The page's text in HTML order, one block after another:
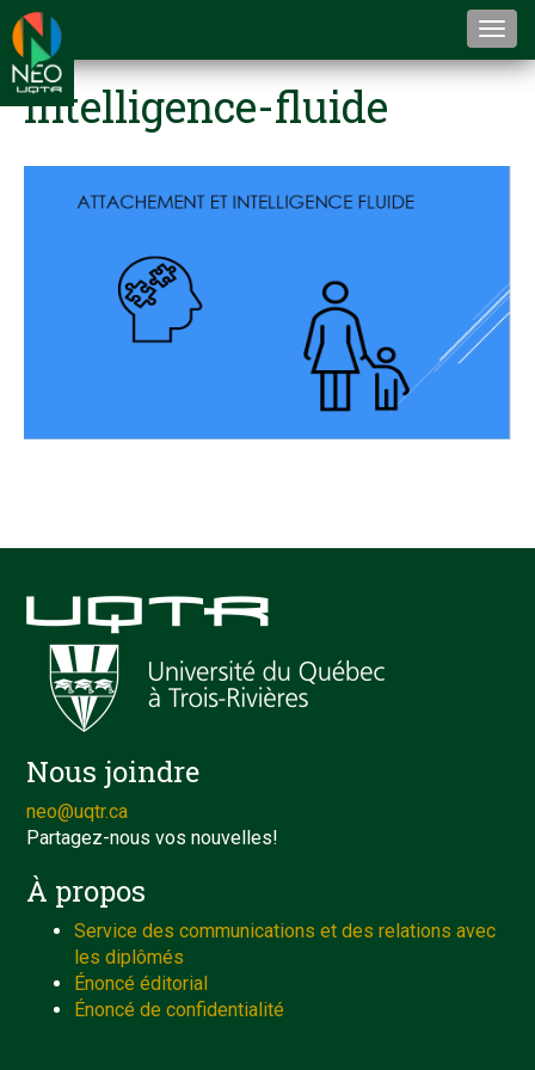
intelligence-fluide
Nous joindre
neo@uqtr.ca
Partagez-nous vos nouvelles!
À propos
Service des communications et des relations avec
les diplômés
Énoncé éditorial
Énoncé de confidentialité